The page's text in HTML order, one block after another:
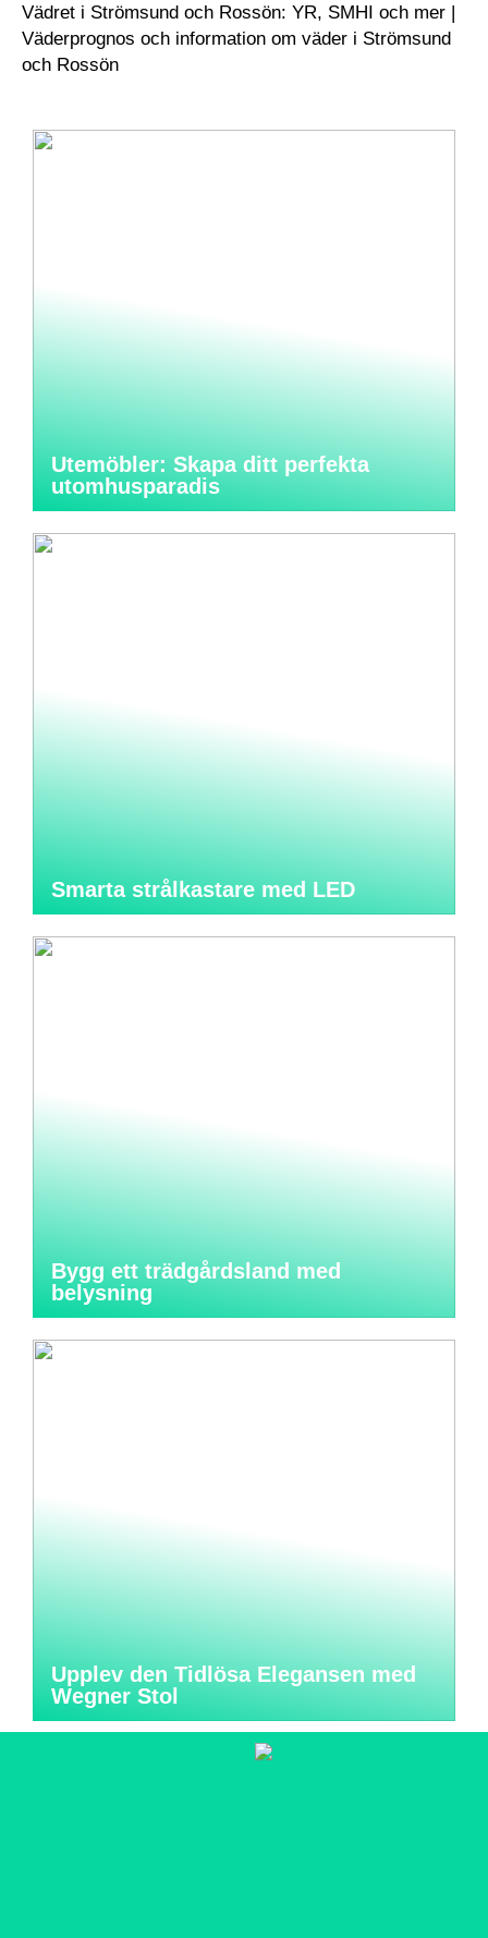
Vädret i Strömsund och Rossön: YR, SMHI och mer |
Väderprognos och information om väder i Strömsund
och Rossön
Utemöbler: Skapa ditt perfekta
utomhusparadis
Smarta strålkastare med LED
Bygg ett trädgårdsland med
belysning
Upplev den Tidlösa Elegansen med
Wegner Stol